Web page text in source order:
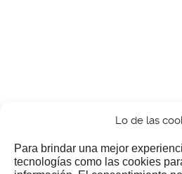
Lo de las
Para brindar una mejor
tecnologías como las cookies